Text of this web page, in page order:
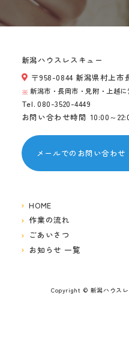
新潟ハウスレスキュー
〒958-0844 新潟県村上市
新潟市・長岡市・見附・上越に
Tel. 080-3520-4449
お問い合わせ時間 10:00～
メールでのお問い合わせ
HOME
作業の流れ
ごあいさつ
お知らせ 一覧
Copyright © 新潟ハウス